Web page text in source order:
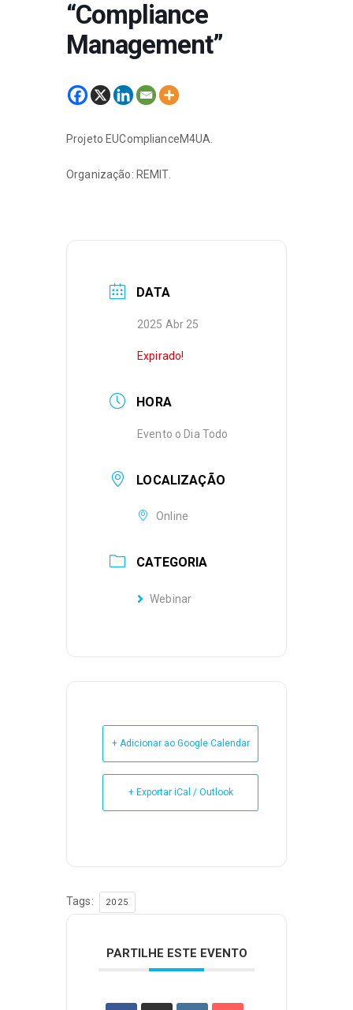
“Compliance
Management”
Projeto EUComplianceM4UA.
Organização: REMIT.
DATA
2025 Abr 25
Expirado!
HORA
Evento o Dia Todo
LOCALIZAÇÃO
Online
CATEGORIA
Webinar
+ Adicionar ao Google Calendar
+ Exportar iCal / Outlook
Tags: 2025
PARTILHE ESTE EVENTO